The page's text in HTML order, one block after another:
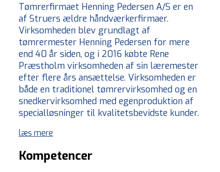
Tømrerfirmaet Henning Pedersen A/S er en
af Struers ældre håndværkerfirmaer.
Virksomheden blev grundlagt af
tømrermester Henning Pedersen for mere
end 40 år siden, og i 2016 købte Rene
Præstholm virksomheden af sin læremester
efter flere års ansættelse. Virksomheden er
både en traditionel tømrervirksomhed og en
snedkervirksomhed med egenproduktion af
specialløsninger til kvalitetsbevidste kunder.
læs mere
Kompetencer